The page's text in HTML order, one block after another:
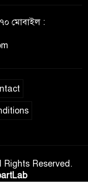
মোবাইল :
Rights Reserved.